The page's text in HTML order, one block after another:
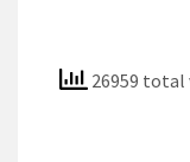
26959 total